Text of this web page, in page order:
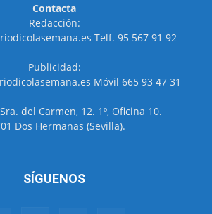
Contacta
Redacción:
Telf. 95 567 91 92
Publicidad:
Móvil 665 93 47 31
del Carmen, 12. 1º, Oficina 10.
Dos Hermanas (Sevilla).
SÍGUENOS